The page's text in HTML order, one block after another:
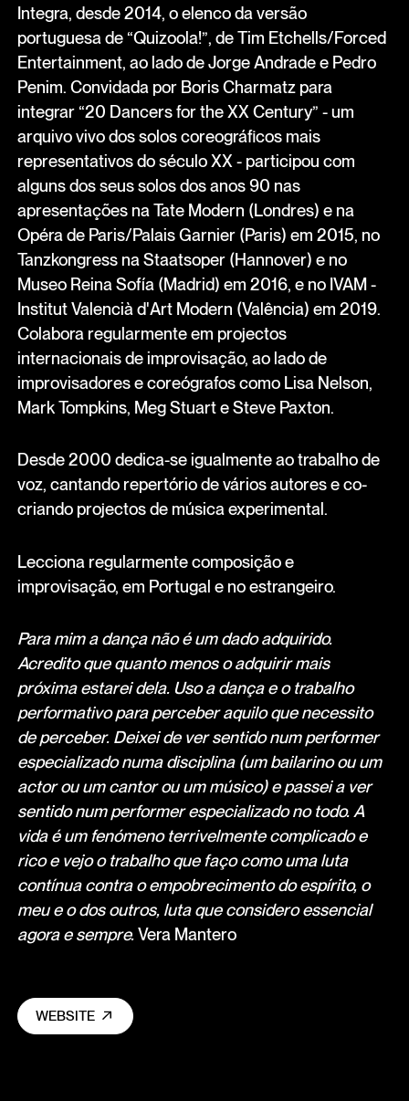
Integra, desde 2014, o elenco da versão
portuguesa de “Quizoola!”, de Tim Etchells/Forced
Entertainment, ao lado de Jorge Andrade e Pedro
Penim. Convidada por Boris Charmatz para
integrar “20 Dancers for the XX Century” - um
arquivo vivo dos solos coreográficos mais
representativos do século XX - participou com
alguns dos seus solos dos anos 90 nas
apresentações na Tate Modern (Londres) e na
Opéra de Paris/Palais Garnier (Paris) em 2015, no
Tanzkongress na Staatsoper (Hannover) e no
Museo Reina Sofía (Madrid) em 2016, e no IVAM -
Institut Valencià d'Art Modern (Valência) em 2019.
Colabora regularmente em projectos
internacionais de improvisação, ao lado de
improvisadores e coreógrafos como Lisa Nelson,
Mark Tompkins, Meg Stuart e Steve Paxton.
Desde 2000 dedica-se igualmente ao trabalho de
voz, cantando repertório de vários autores e co-
criando projectos de música experimental.
Lecciona regularmente composição e
improvisação, em Portugal e no estrangeiro.
Para mim a dança não é um dado adquirido.
Acredito que quanto menos o adquirir mais
próxima estarei dela. Uso a dança e o trabalho
performativo para perceber aquilo que necessito
de perceber. Deixei de ver sentido num performer
especializado numa disciplina (um bailarino ou um
actor ou um cantor ou um músico) e passei a ver
sentido num performer especializado no todo. A
vida é um fenómeno terrivelmente complicado e
rico e vejo o trabalho que faço como uma luta
contínua contra o empobrecimento do espírito, o
meu e o dos outros, luta que considero essencial
agora e sempre.Vera Mantero
WEBSITE